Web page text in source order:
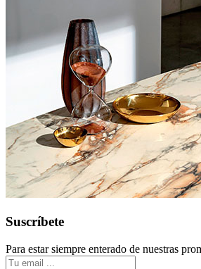
Suscríbete
Para estar siempre enterado de nuestras